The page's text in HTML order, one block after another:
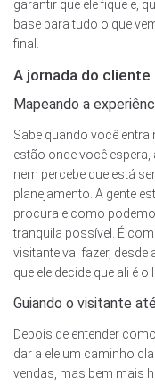
garantir que ele fique e,
base para tudo o que
final.
A jornada do
Mapeando a
Sabe quando você
estão onde você
nem percebe que está
planejamento. A gente
procura e como
tranquila possível. É
visitante vai fazer, desde
que ele decide que ali é o
Guiando o visitante
Depois de entender
dar a ele um caminho
vendas, mas bem mais